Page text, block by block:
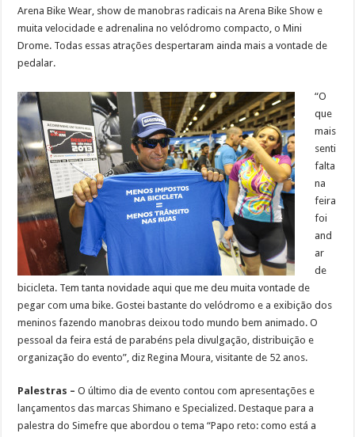
Arena Bike Wear, show de manobras radicais na Arena Bike Show e
muita velocidade e adrenalina no velódromo compacto, o Mini
Drome. Todas essas atrações despertaram ainda mais a vontade de
pedalar.
“O
que
mais
senti
falta
na
feira
foi
and
ar
de
bicicleta. Tem tanta novidade aqui que me deu muita vontade de
pegar com uma bike. Gostei bastante do velódromo e a exibição dos
meninos fazendo manobras deixou todo mundo bem animado. O
pessoal da feira está de parabéns pela divulgação, distribuição e
organização do evento”, diz Regina Moura, visitante de 52 anos.
Palestras –O último dia de evento contou com apresentações e
lançamentos das marcas Shimano e Specialized. Destaque para a
palestra do Simefre que abordou o tema “Papo reto: como está a